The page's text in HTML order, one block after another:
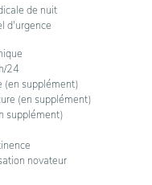
de nuit
d'urgence
24
(en supplément)
(en supplément)
supplément)
novateur